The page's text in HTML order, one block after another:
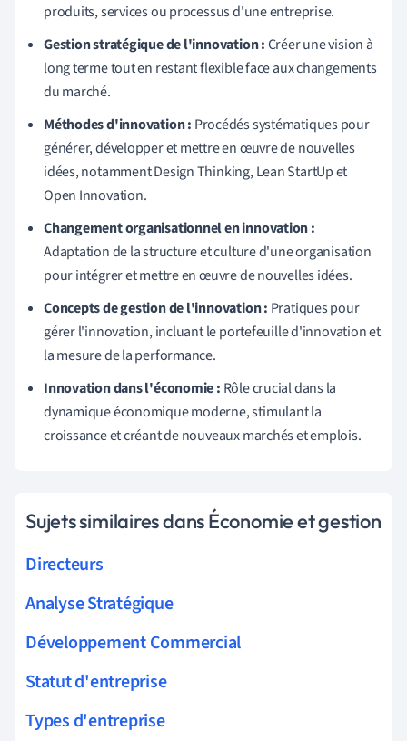
produits, services ou processus d'une entreprise.
Gestion stratégique de l'innovation :Créer une vision à
long terme tout en restant flexible face aux changements
du marché.
Méthodes d'innovation : Procédés systématiques pour
générer, développer et mettre en œuvre de nouvelles
idées, notamment Design Thinking, Lean StartUp et
Open Innovation.
Changement organisationnel en innovation :
Adaptation de la structure et culture d'une organisation
pour intégrer et mettre en œuvre de nouvelles idées.
Concepts de gestion de l'innovation : Pratiques pour
gérer l'innovation, incluant le portefeuille d'innovation et
la mesure de la performance.
Innovation dans l'économie : Rôle crucial dans la
dynamique économique moderne, stimulant la
croissance et créant de nouveaux marchés et emplois.
Sujets similaires dans Économie et gestion
Directeurs
Analyse Stratégique
Développement Commercial
Statut d'entreprise
Types d'entreprise